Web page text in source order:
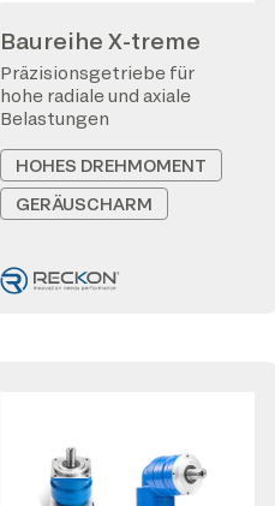
Baureihe X-treme
Präzisionsgetriebe für
hohe radiale und axiale
Belastungen
HOHES DREHMOMENT
GERÄUSCHARM